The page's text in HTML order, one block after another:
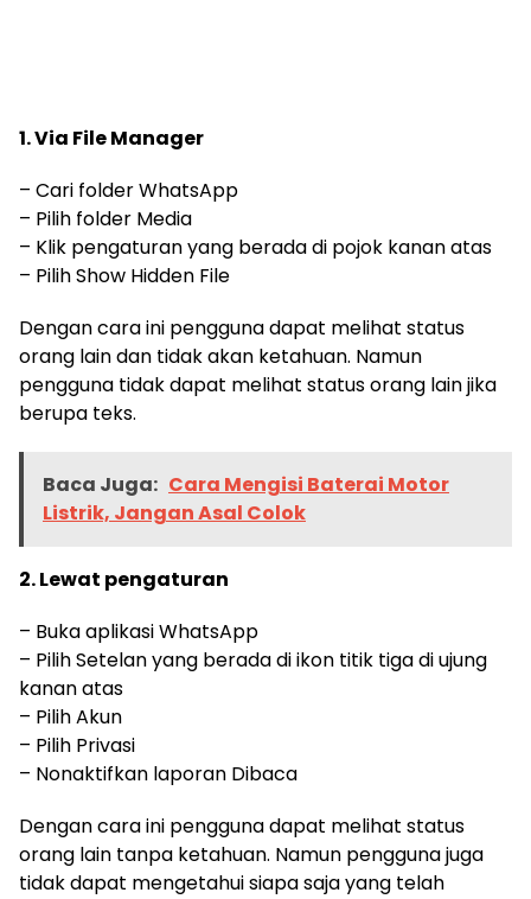
1. Via File Manager
– Cari folder WhatsApp
– Pilih folder Media
– Klik pengaturan yang berada di pojok kanan atas
– Pilih Show Hidden File
Dengan cara ini pengguna dapat melihat status
orang lain dan tidak akan ketahuan. Namun
pengguna tidak dapat melihat status orang lain jika
berupa teks.
Baca Juga: Cara Mengisi Baterai Motor
Listrik, Jangan Asal Colok
2. Lewat pengaturan
– Buka aplikasi WhatsApp
– Pilih Setelan yang berada di ikon titik tiga di ujung
kanan atas
– Pilih Akun
– Pilih Privasi
– Nonaktifkan laporan Dibaca
Dengan cara ini pengguna dapat melihat status
orang lain tanpa ketahuan. Namun pengguna juga
tidak dapat mengetahui siapa saja yang telah